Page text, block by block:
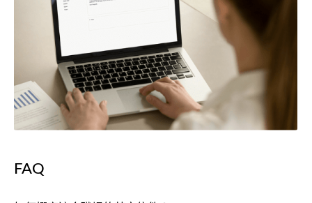
FAQ